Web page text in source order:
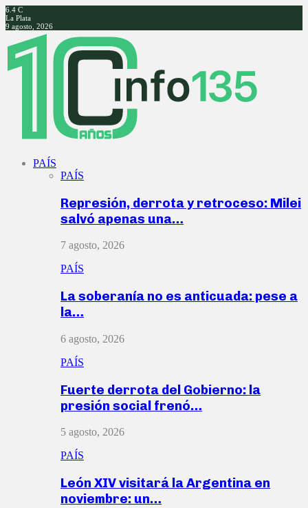
6.4 C
La Plata
9 agosto, 2026
Facebook
Twitter
Instagram
Youtube
PAÍS
PAÍS
Represión, derrota y retroceso: Milei
salvó apenas una…
7 agosto, 2026
PAÍS
La soberanía no es anticuada: pese a
la…
6 agosto, 2026
PAÍS
Fuerte derrota del Gobierno: la
presión social frenó…
5 agosto, 2026
PAÍS
León XIV visitará la Argentina en
noviembre: un…